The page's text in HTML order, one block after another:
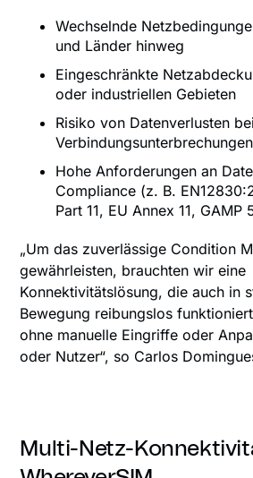
Wechselnde
und Länder hinweg
Eingeschränkte
oder industriellen Gebieten
Risiko von Datenverlusten
Verbindungsunterbrechungen
Hohe Anforderungen an
Compliance (z. B.
Part 11, EU Annex 11, GAMP
„Um das zuverlässige Condition
gewährleisten, brauchten wir eine
Konnektivitätslösung, die auch in
Bewegung reibungslos
ohne manuelle Eingriffe oder
oder Nutzer“, so Carlos
Multi-Netz-